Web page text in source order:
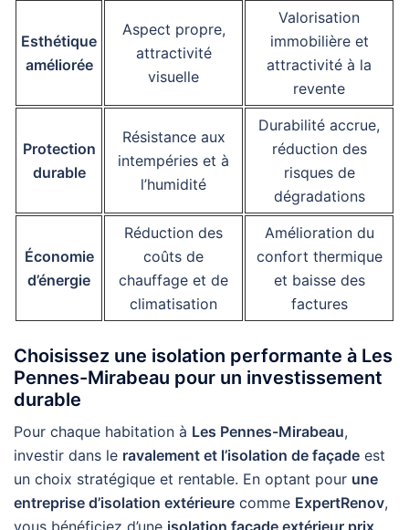
Esthétique
améliorée
Aspect propre,
attractivité
visuelle
Valorisation
immobilière et
attractivité à la
revente
Protection
durable
Résistance aux
intempéries et à
l’humidité
Durabilité accrue,
réduction des
risques de
dégradations
Économie
d’énergie
Réduction des
coûts de
chauffage et de
climatisation
Amélioration du
confort thermique
et baisse des
factures
Choisissez une isolation performante à Les
Pennes-Mirabeau pour un investissement
durable
Pour chaque habitation à Les Pennes-Mirabeau,
investir dans le ravalement et l’isolation de façade est
un choix stratégique et rentable. En optant pour une
entreprise d’isolation extérieure comme ExpertRenov,